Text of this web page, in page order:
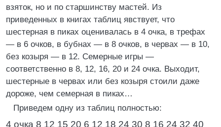
взяток, но и по старшинству мастей. Из
приведенных в книгах таблиц явствует, что
шестерная в пиках оценивалась в 4 очка, в трефах
— в 6 очков, в бубнах — в 8 очков, в червах — в 10,
без козыря — в 12. Семерные игры —
соответственно в 8, 12, 16, 20 и 24 очка. Выходит,
шестерные в червах или без козыря стоили даже
дороже, чем семерная в пиках…
Приведем одну из таблиц полностью:
4 очка 8 12 15 20 6 12 18 24 30 8 16 24 32 40